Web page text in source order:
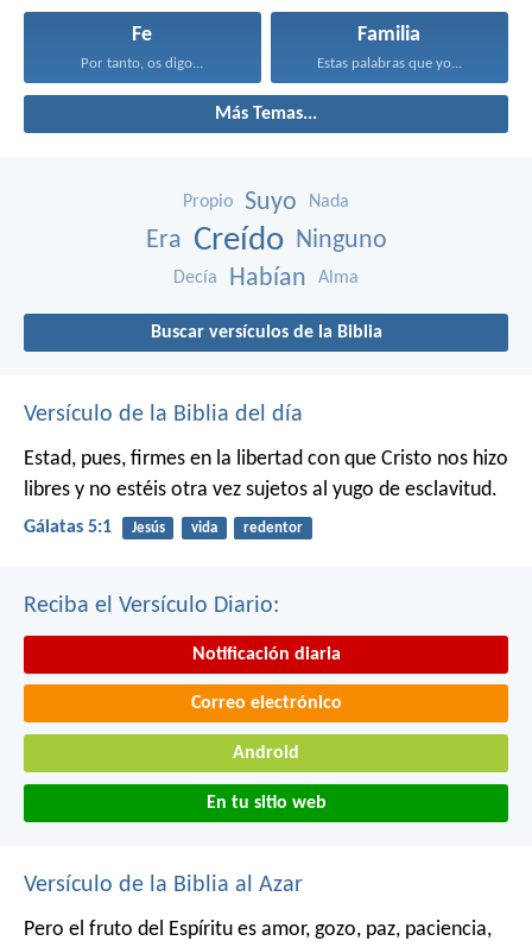
Fe
Por tanto, os digo...
Familia
Estas palabras que yo...
Más Temas...
Propio Suyo Nada
Era Creído Ninguno
Decía Habían Alma
Buscar versículos de la Biblia
Versículo de la Biblia del día
Estad, pues, firmes en la libertad con que Cristo nos hizo
libres y no estéis otra vez sujetos al yugo de esclavitud.
Gálatas 5:1 Jesús vida redentor
Reciba el Versículo Diario:
Notificación diaria
Correo electrónico
Android
En tu sitio web
Versículo de la Biblia al Azar
Pero el fruto del Espíritu es amor, gozo, paz, paciencia,